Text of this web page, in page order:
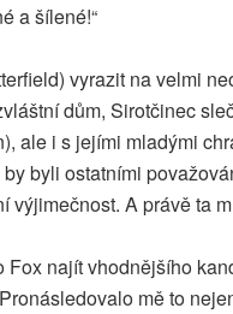
a šílené!“
vyrazit na velmi
dům, Sirotčinec
ale i s jejími mladými
byli ostatními
A právě ta
najít vhodnějšího
mě to